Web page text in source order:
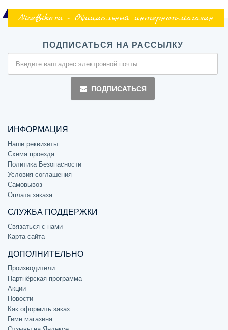
NiceBike.ru - Официальный интернет-магазин
ПОДПИСАТЬСЯ НА РАССЫЛКУ
ПОДПИСАТЬСЯ
ИНФОРМАЦИЯ
Наши реквизиты
Схема проезда
Политика Безопасности
Условия соглашения
Самовывоз
Оплата заказа
СЛУЖБА ПОДДЕРЖКИ
Связаться с нами
Карта сайта
ДОПОЛНИТЕЛЬНО
Производители
Партнёрская программа
Акции
Новости
Как оформить заказ
Гимн магазина